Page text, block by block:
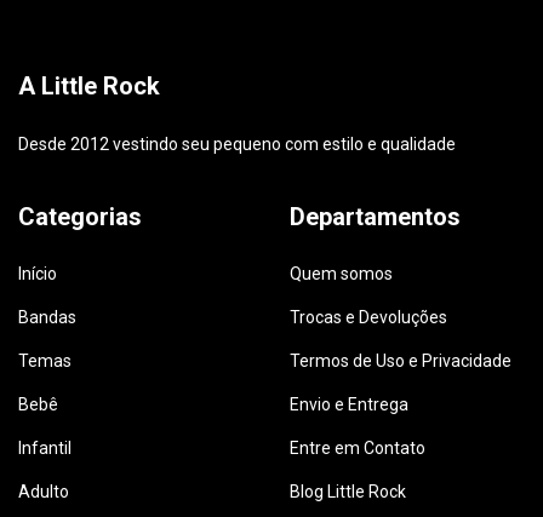
A Little Rock
Desde 2012 vestindo seu pequeno com estilo e qualidade
Categorias
Início
Bandas
Temas
Bebê
Infantil
Adulto
Departamentos
Quem somos
Trocas e Devoluções
Termos de Uso e Privacidade
Envio e Entrega
Entre em Contato
Blog Little Rock